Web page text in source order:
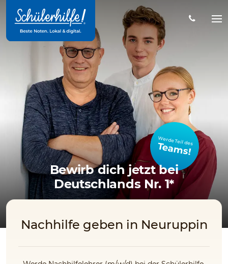
Hauptinhalt
Werde Teil des
Teams!
Bewirb dich jetzt bei
Deutschlands Nr. 1*
Nachhilfe geben in Neuruppin